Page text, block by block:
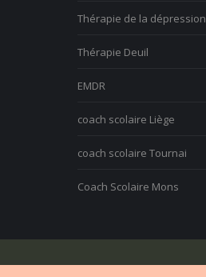
Thérapie de la dépression
Thérapie Deuil
EMDR
coach scolaire Liège
coach scolaire Tournai
Coach Scolaire Mons